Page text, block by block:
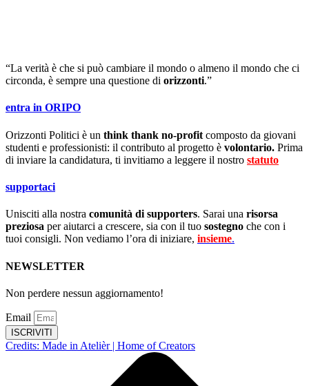
“La verità è che si può cambiare il mondo o almeno il mondo che ci
circonda, è sempre una questione di orizzonti.”
entra in ORIPO
Orizzonti Politici è un think thank no-profit composto da giovani
studenti e professionisti: il contributo al progetto è volontario. Prima
di inviare la candidatura, ti invitiamo a leggere il nostro statuto
supportaci
Unisciti alla nostra comunità di supporters. Sarai una risorsa
preziosa per aiutarci a crescere, sia con il tuo sostegno che con i
tuoi consigli. Non vediamo l’ora di iniziare, insieme.
NEWSLETTER
Non perdere nessun aggiornamento!
Email
ISCRIVITI
Credits: Made in Atelièr | Home of Creators